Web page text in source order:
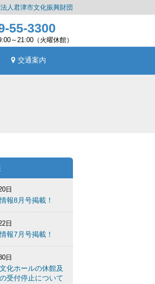
人君津市文化振興財団
55-3300
～21:00（火曜休館）
交通案内
日
報8月号掲載！
日
報7月号掲載！
日
化ホールの休館及
受付停止について